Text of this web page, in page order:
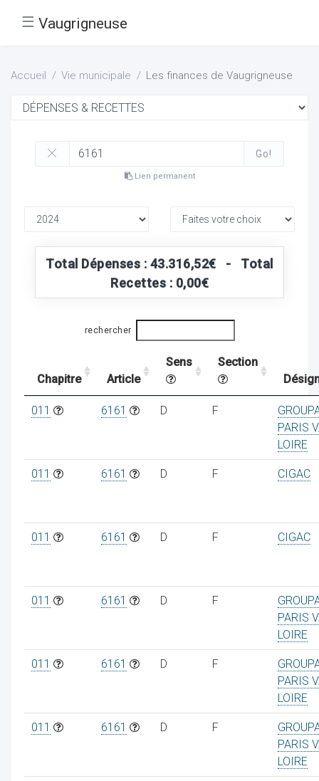
☰ Vaugrigneuse
Accueil Vie municipale Les finances de Vaugrigneuse
Go!
Lien permanent
Total Dépenses : 43.316,52€ - Total
Recettes : 0,00€
rechercher
Chapitre Article
Sens
Section
011 6161 D F
PARIS
LOIRE
011 6161 D F CIGAC
011 6161 D F CIGAC
011 6161 D F
PARIS
LOIRE
011 6161 D F
PARIS
LOIRE
011 6161 D F
PARIS
LOIRE